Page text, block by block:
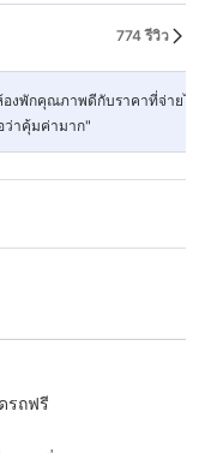
774 รีวิว
งพักคุณภาพดีกับราคาที่จ่ายไป
ว่าคุ้มค่ามาก"
รถฟรี